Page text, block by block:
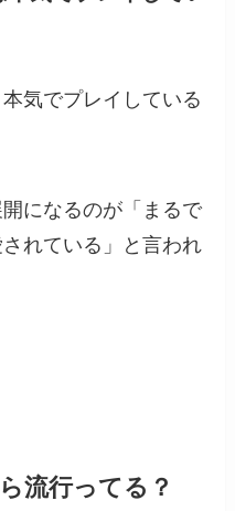
気でプレイしている
になるのが「まるで
れている」と言われ
流行ってる？